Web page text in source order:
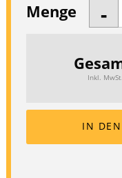
Menge
Inkl. MwSt.
IN